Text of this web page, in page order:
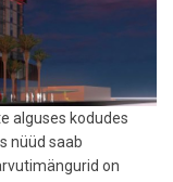
alguses kodudes
nüüd saab
on